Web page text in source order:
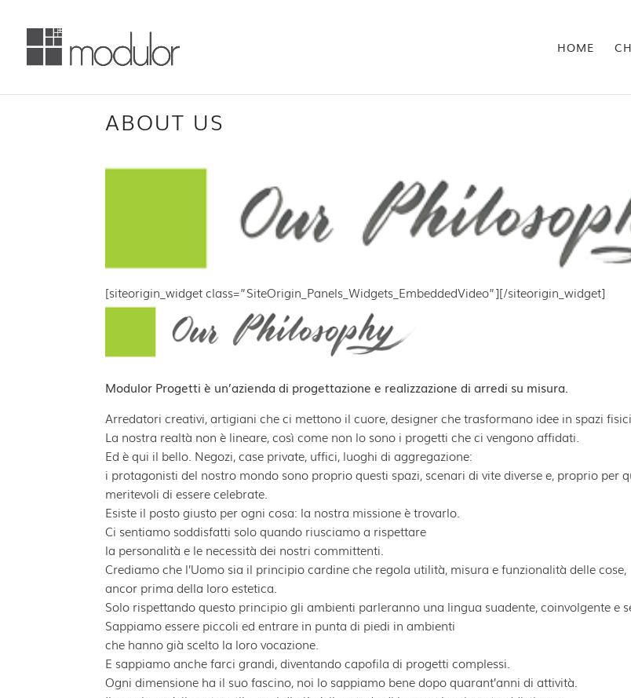
HOME
ABOUT US
[siteorigin_widget class=”SiteOrigin_Panels_Widgets_EmbeddedVideo”][/siteorigin_widget]
Modulor Progetti è un’azienda di progettazione e realizzazione di arredi su misura.
Arredatori creativi, artigiani che ci mettono il cuore, designer che trasformano idee in spazi
La nostra realtà non è lineare, così come non lo sono i progetti che ci vengono affidati.
Ed è qui il bello. Negozi, case private, uffici, luoghi di aggregazione:
i protagonisti del nostro mondo sono proprio questi spazi, scenari di vite diverse e, proprio per
meritevoli di essere celebrate.
Esiste il posto giusto per ogni cosa: la nostra missione è trovarlo.
Ci sentiamo soddisfatti solo quando riusciamo a rispettare
la personalità e le necessità dei nostri committenti.
Crediamo che l’Uomo sia il principio cardine che regola utilità, misura e funzionalità delle cose,
ancor prima della loro estetica.
Solo rispettando questo principio gli ambienti parleranno una lingua suadente, coinvolgente e
Sappiamo essere piccoli ed entrare in punta di piedi in ambienti
che hanno già scelto la loro vocazione.
E sappiamo anche farci grandi, diventando capofila di progetti complessi.
Ogni dimensione ha il suo fascino, noi lo sappiamo bene dopo quarant’anni di attività.